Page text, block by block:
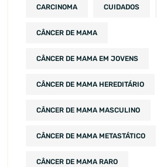
CARCINOMA CUIDADOS
CÂNCER DE MAMA
CÂNCER DE MAMA EM JOVENS
CÂNCER DE MAMA HEREDITÁRIO
CÂNCER DE MAMA MASCULINO
CÂNCER DE MAMA METASTÁTICO
CÂNCER DE MAMA RARO